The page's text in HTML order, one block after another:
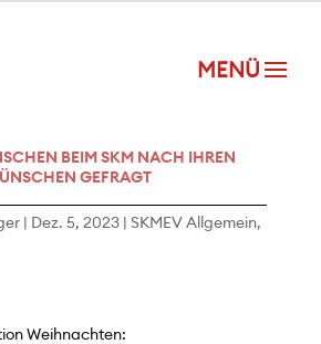
BEIM SKM NACH IHREN
GEFRAGT
Dez. 5, 2023 |SKMEV Allgemein,
Weihnachten: